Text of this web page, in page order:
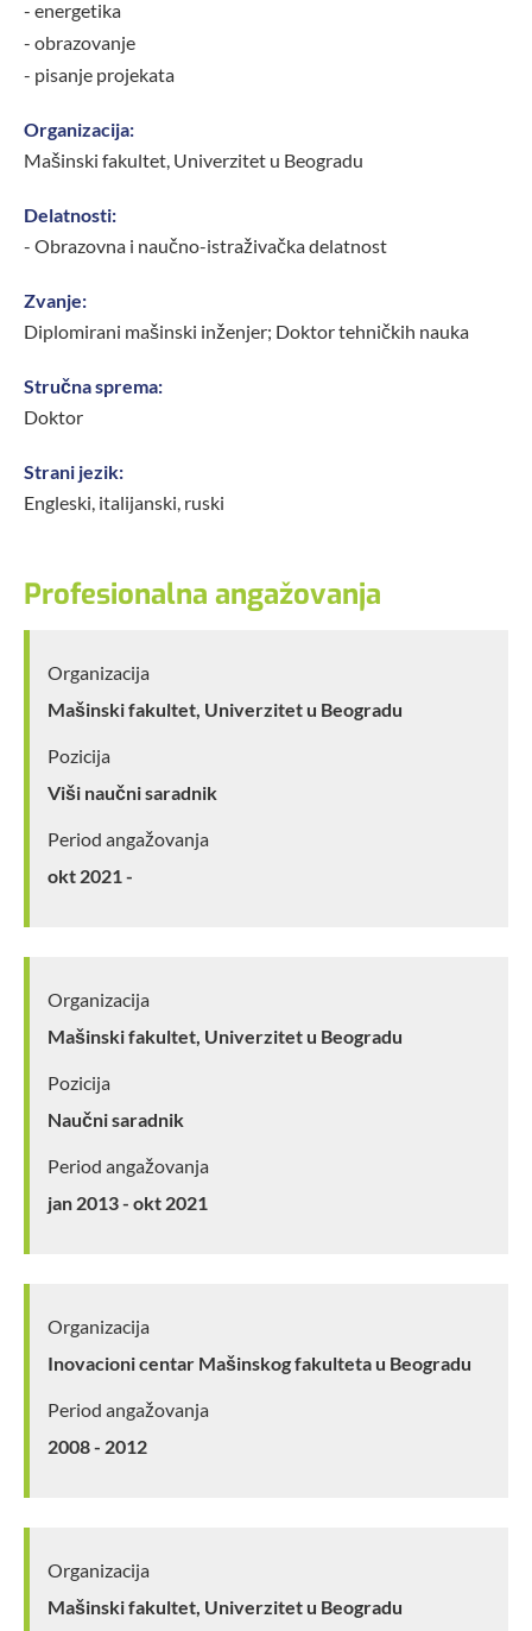
- energetika
- obrazovanje
- pisanje projekata
Organizacija:
Mašinski fakultet, Univerzitet u Beogradu
Delatnosti:
- Obrazovna i naučno-istraživačka delatnost
Zvanje:
Diplomirani mašinski inženjer; Doktor tehničkih nauka
Stručna sprema:
Doktor
Strani jezik:
Engleski, italijanski, ruski
Profesionalna angažovanja
Organizacija
Mašinski fakultet, Univerzitet u Beogradu
Pozicija
Viši naučni saradnik
Period angažovanja
okt 2021 -
Organizacija
Mašinski fakultet, Univerzitet u Beogradu
Pozicija
Naučni saradnik
Period angažovanja
jan 2013 - okt 2021
Organizacija
Inovacioni centar Mašinskog fakulteta u Beogradu
Period angažovanja
2008 - 2012
Organizacija
Mašinski fakultet, Univerzitet u Beogradu